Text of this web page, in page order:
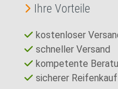
Ihre Vorteile
kostenloser
schneller Versand
kompetente
sicherer Reifenkauf